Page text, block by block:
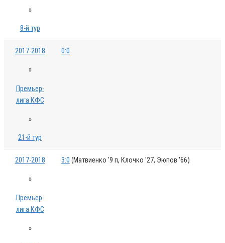
»
8-й тур
2017-2018
»
Премьер-
лига КФС
»
21-й тур
0:0
2017-2018
»
Премьер-
лига КФС
»
3:0 (Матвиенко '9 п, Клочко '27, Эюпов '66)